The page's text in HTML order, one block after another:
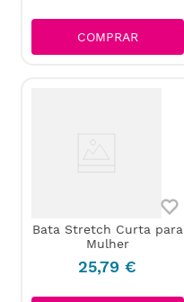
COMPRAR
Bata Stretch Curta para
Mulher
25,79 €